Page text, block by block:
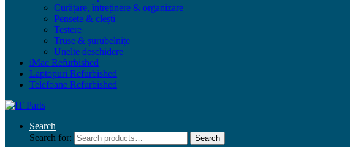
Curățare, întreținere & organizare
Pensete & clești
Testere
Truse & șurubelnițe
Unelte deschidere
iMac Refurbished
Laptopuri Refurbished
Telefoane Refurbished
Search
Search for:
Search